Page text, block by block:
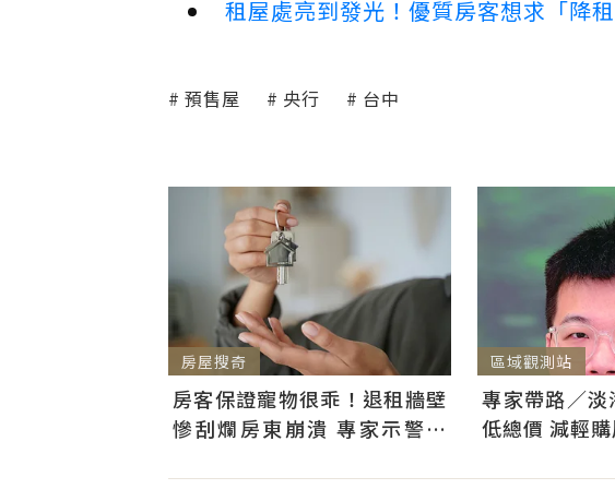
租屋處亮到發光！優質房客想求「降
預售屋 央行 台中
房屋搜奇
房客保證寵物很乖！退租牆壁
慘刮爛房東崩潰 專家示警：
區域觀測站
專家帶路／
低總價 減輕